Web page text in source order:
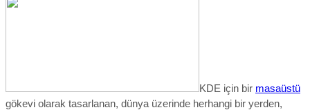
KDE için bir masaüstü
gökevi olarak tasarlanan, dünya üzerinde herhangi bir yerden,